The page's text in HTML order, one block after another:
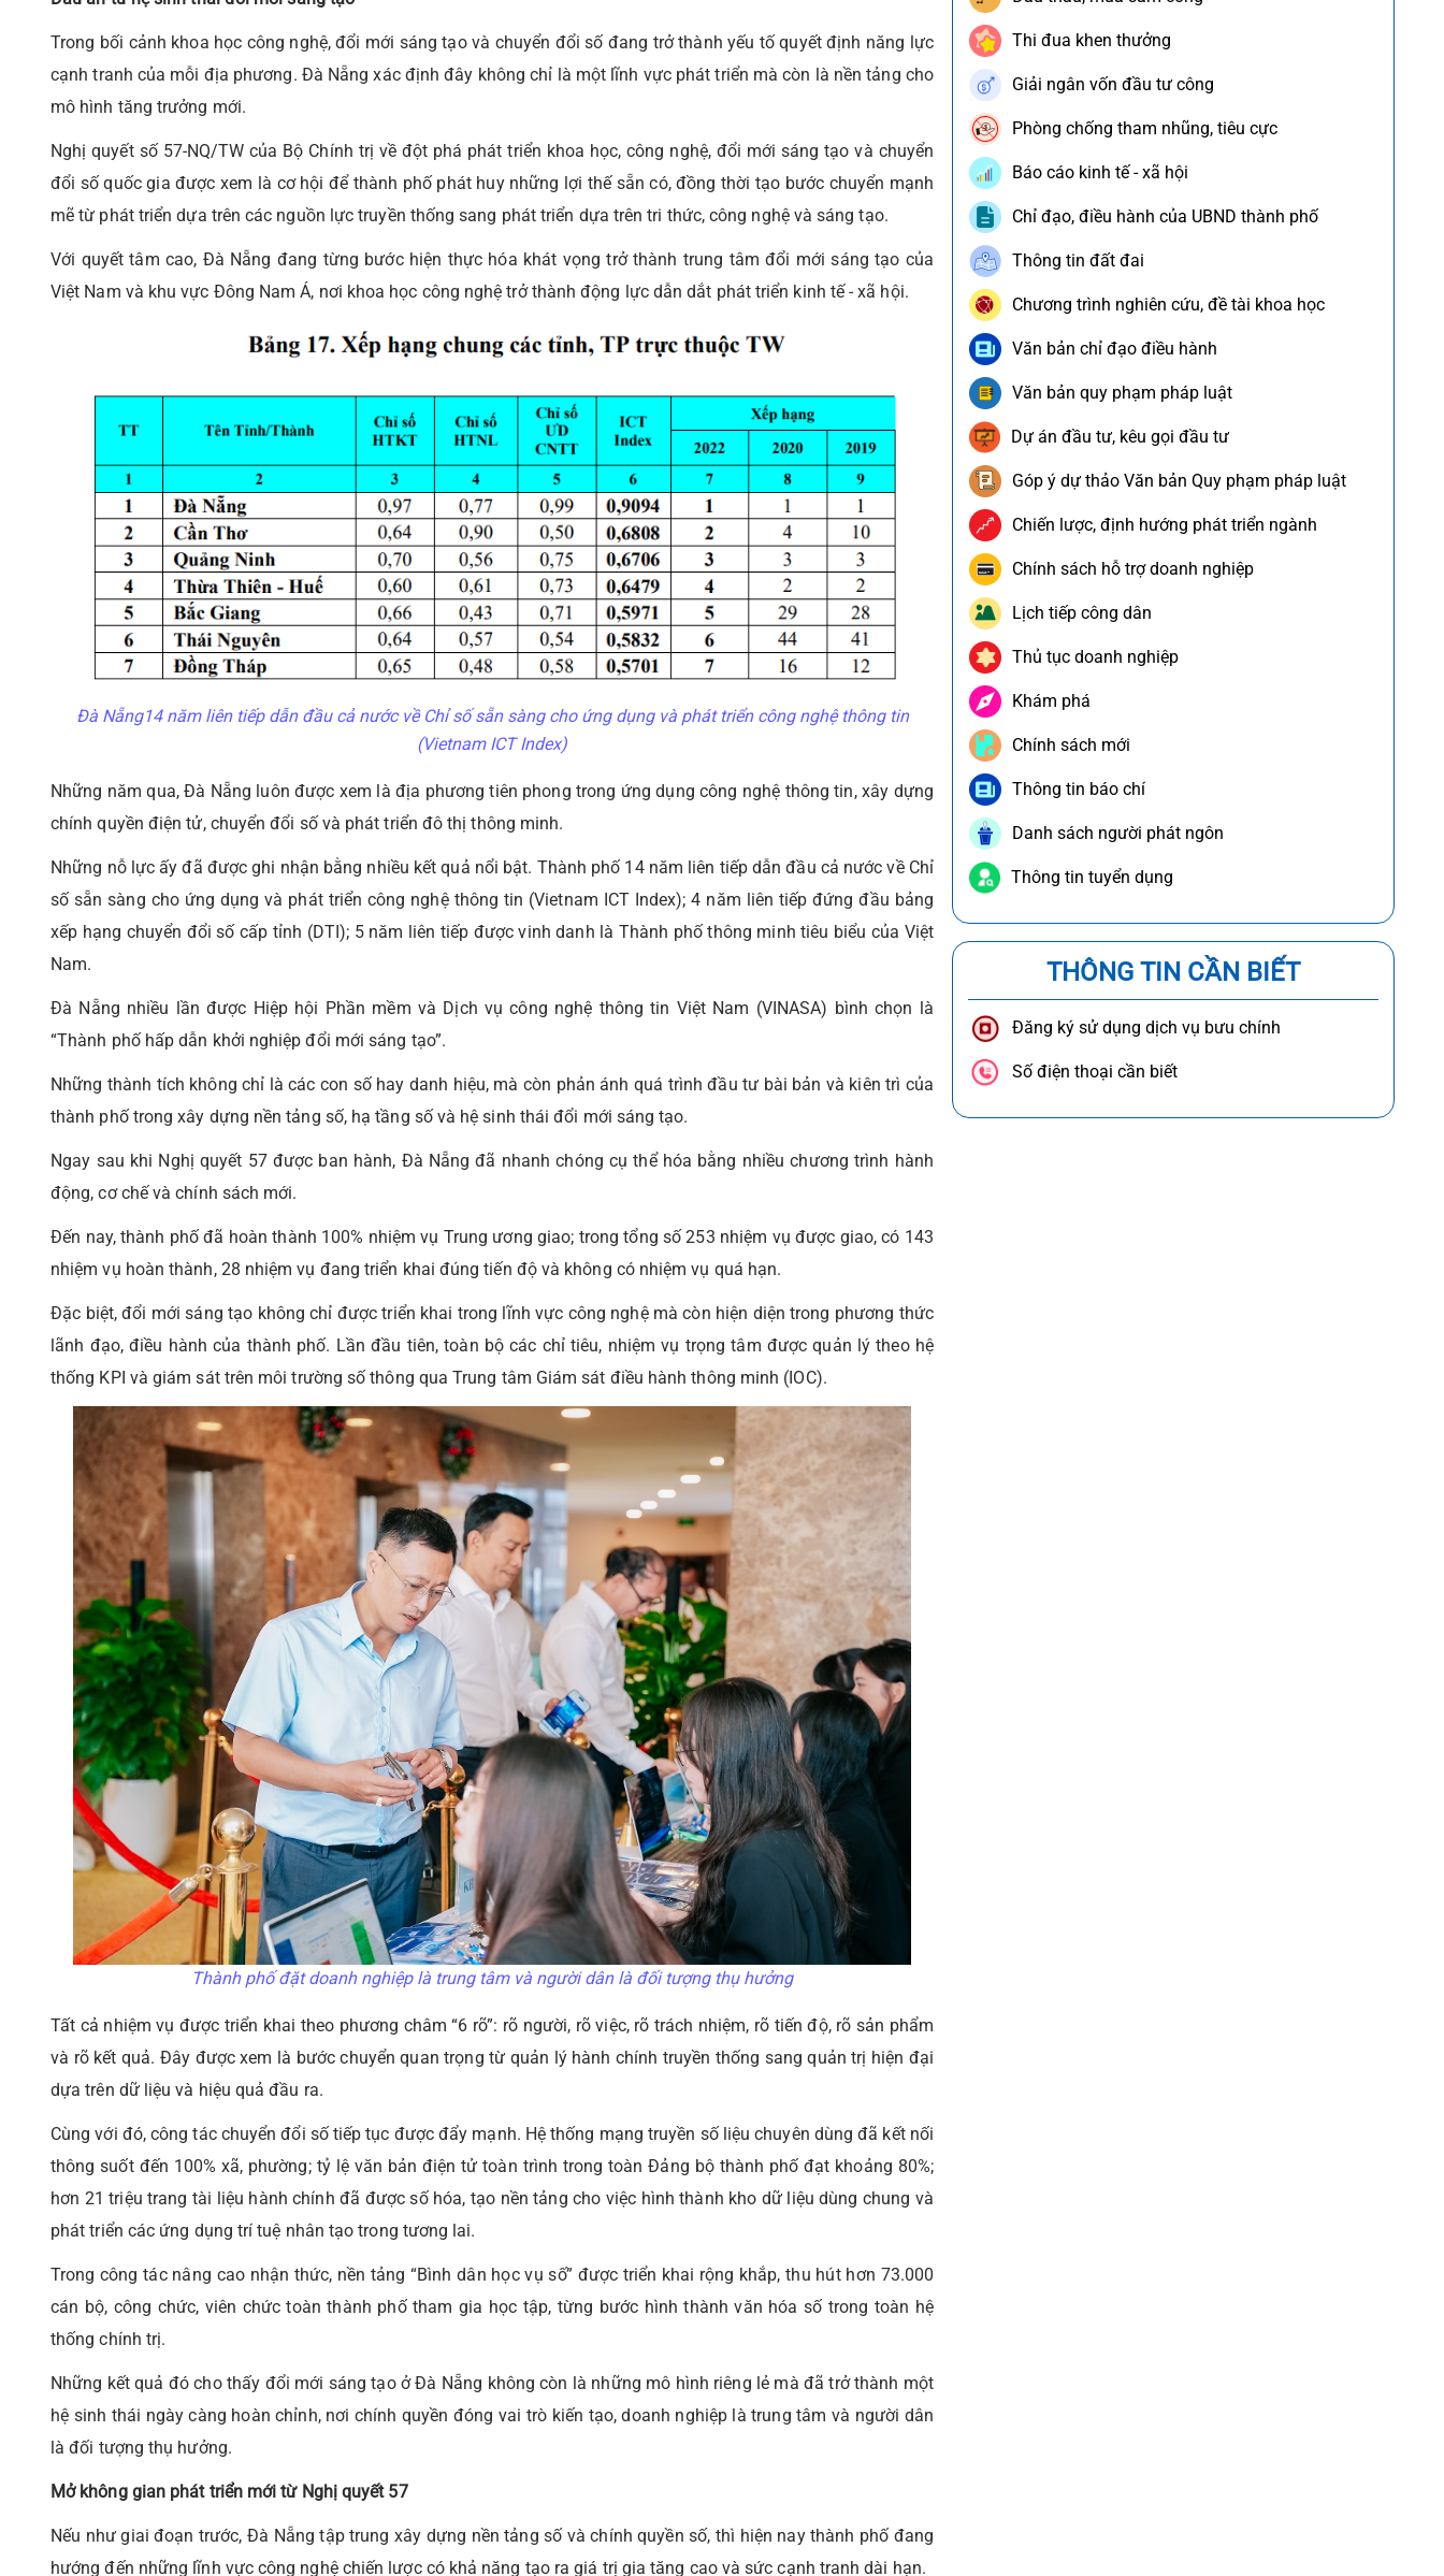
Trong bối cảnh khoa học công nghệ, đổi mới sáng tạo và chuyển đổi số đang trở thành yếu tố quyết định năng lực
cạnh tranh của mỗi địa phương. Đà Nẵng xác định đây không chỉ là một lĩnh vực phát triển mà còn là nền tảng cho
mô hình tăng trưởng mới.
Nghị quyết số 57-NQ/TW của Bộ Chính trị về đột phá phát triển khoa học, công nghệ, đổi mới sáng tạo và chuyển
đổi số quốc gia được xem là cơ hội để thành phố phát huy những lợi thế sẵn có, đồng thời tạo bước chuyển mạnh
mẽ từ phát triển dựa trên các nguồn lực truyền thống sang phát triển dựa trên tri thức, công nghệ và sáng tạo.
Với quyết tâm cao, Đà Nẵng đang từng bước hiện thực hóa khát vọng trở thành trung tâm đổi mới sáng tạo của
Việt Nam và khu vực Đông Nam Á, nơi khoa học công nghệ trở thành động lực dẫn dắt phát triển kinh tế - xã hội.
Đà Nẵng14 năm liên tiếp dẫn đầu cả nước về Chỉ số sẵn sàng cho ứng dụng và phát triển công nghệ thông tin
(Vietnam ICT Index)
Những năm qua, Đà Nẵng luôn được xem là địa phương tiên phong trong ứng dụng công nghệ thông tin, xây dựng
chính quyền điện tử, chuyển đổi số và phát triển đô thị thông minh.
Những nỗ lực ấy đã được ghi nhận bằng nhiều kết quả nổi bật. Thành phố 14 năm liên tiếp dẫn đầu cả nước về Chỉ
số sẵn sàng cho ứng dụng và phát triển công nghệ thông tin (Vietnam ICT Index); 4 năm liên tiếp đứng đầu bảng
xếp hạng chuyển đổi số cấp tỉnh (DTI); 5 năm liên tiếp được vinh danh là Thành phố thông minh tiêu biểu của Việt
Nam.
Đà Nẵng nhiều lần được Hiệp hội Phần mềm và Dịch vụ công nghệ thông tin Việt Nam (VINASA) bình chọn là
“Thành phố hấp dẫn khởi nghiệp đổi mới sáng tạo”.
Những thành tích không chỉ là các con số hay danh hiệu, mà còn phản ánh quá trình đầu tư bài bản và kiên trì của
thành phố trong xây dựng nền tảng số, hạ tầng số và hệ sinh thái đổi mới sáng tạo.
Ngay sau khi Nghị quyết 57 được ban hành, Đà Nẵng đã nhanh chóng cụ thể hóa bằng nhiều chương trình hành
động, cơ chế và chính sách mới.
Đến nay, thành phố đã hoàn thành 100% nhiệm vụ Trung ương giao; trong tổng số 253 nhiệm vụ được giao, có 143
nhiệm vụ hoàn thành, 28 nhiệm vụ đang triển khai đúng tiến độ và không có nhiệm vụ quá hạn.
Đặc biệt, đổi mới sáng tạo không chỉ được triển khai trong lĩnh vực công nghệ mà còn hiện diện trong phương thức
lãnh đạo, điều hành của thành phố. Lần đầu tiên, toàn bộ các chỉ tiêu, nhiệm vụ trọng tâm được quản lý theo hệ
thống KPI và giám sát trên môi trường số thông qua Trung tâm Giám sát điều hành thông minh (IOC).
Thành phố đặt doanh nghiệp là trung tâm và người dân là đối tượng thụ hưởng
Tất cả nhiệm vụ được triển khai theo phương châm “6 rõ”: rõ người, rõ việc, rõ trách nhiệm, rõ tiến độ, rõ sản phẩm
và rõ kết quả. Đây được xem là bước chuyển quan trọng từ quản lý hành chính truyền thống sang quản trị hiện đại
dựa trên dữ liệu và hiệu quả đầu ra.
Cùng với đó, công tác chuyển đổi số tiếp tục được đẩy mạnh. Hệ thống mạng truyền số liệu chuyên dùng đã kết nối
thông suốt đến 100% xã, phường; tỷ lệ văn bản điện tử toàn trình trong toàn Đảng bộ thành phố đạt khoảng 80%;
hơn 21 triệu trang tài liệu hành chính đã được số hóa, tạo nền tảng cho việc hình thành kho dữ liệu dùng chung và
phát triển các ứng dụng trí tuệ nhân tạo trong tương lai.
Trong công tác nâng cao nhận thức, nền tảng “Bình dân học vụ số” được triển khai rộng khắp, thu hút hơn 73.000
cán bộ, công chức, viên chức toàn thành phố tham gia học tập, từng bước hình thành văn hóa số trong toàn hệ
thống chính trị.
Những kết quả đó cho thấy đổi mới sáng tạo ở Đà Nẵng không còn là những mô hình riêng lẻ mà đã trở thành một
hệ sinh thái ngày càng hoàn chỉnh, nơi chính quyền đóng vai trò kiến tạo, doanh nghiệp là trung tâm và người dân
là đối tượng thụ hưởng.
Mở không gian phát triển mới từ Nghị quyết 57
Nếu như giai đoạn trước, Đà Nẵng tập trung xây dựng nền tảng số và chính quyền số, thì hiện nay thành phố đang
hướng đến những lĩnh vực công nghệ chiến lược có khả năng tạo ra giá trị gia tăng cao và sức cạnh tranh dài hạn.
Thi đua khen thưởng
Giải ngân vốn đầu tư công
Phòng chống tham nhũng, tiêu cực
Báo cáo kinh tế - xã hội
Chỉ đạo, điều hành của UBND thành phố
Thông tin đất đai
Chương trình nghiên cứu, đề tài khoa học
Văn bản chỉ đạo điều hành
Văn bản quy phạm pháp luật
Dự án đầu tư, kêu gọi đầu tư
Góp ý dự thảo Văn bản Quy phạm pháp luật
Chiến lược, định hướng phát triển ngành
Chính sách hỗ trợ doanh nghiệp
Lịch tiếp công dân
Thủ tục doanh nghiệp
Khám phá
Chính sách mới
Thông tin báo chí
Danh sách người phát ngôn
Thông tin tuyển dụng
THÔNG TIN CẦN BIẾT
Đăng ký sử dụng dịch vụ bưu chính
Số điện thoại cần biết